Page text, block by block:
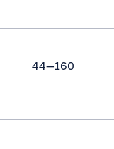
44—160